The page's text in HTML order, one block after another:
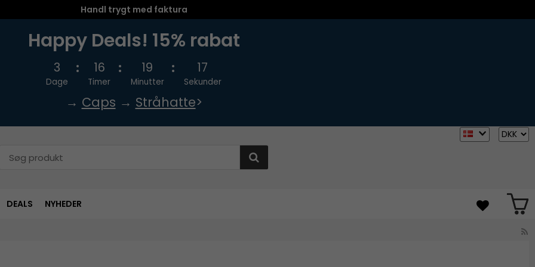
Handl trygt med faktura
Happy Deals! 15% rabat
3
Dage
16
Timer
19
Minutter
16
Sekunder
→ Caps → Stråhatte>
DEALS NYHEDER